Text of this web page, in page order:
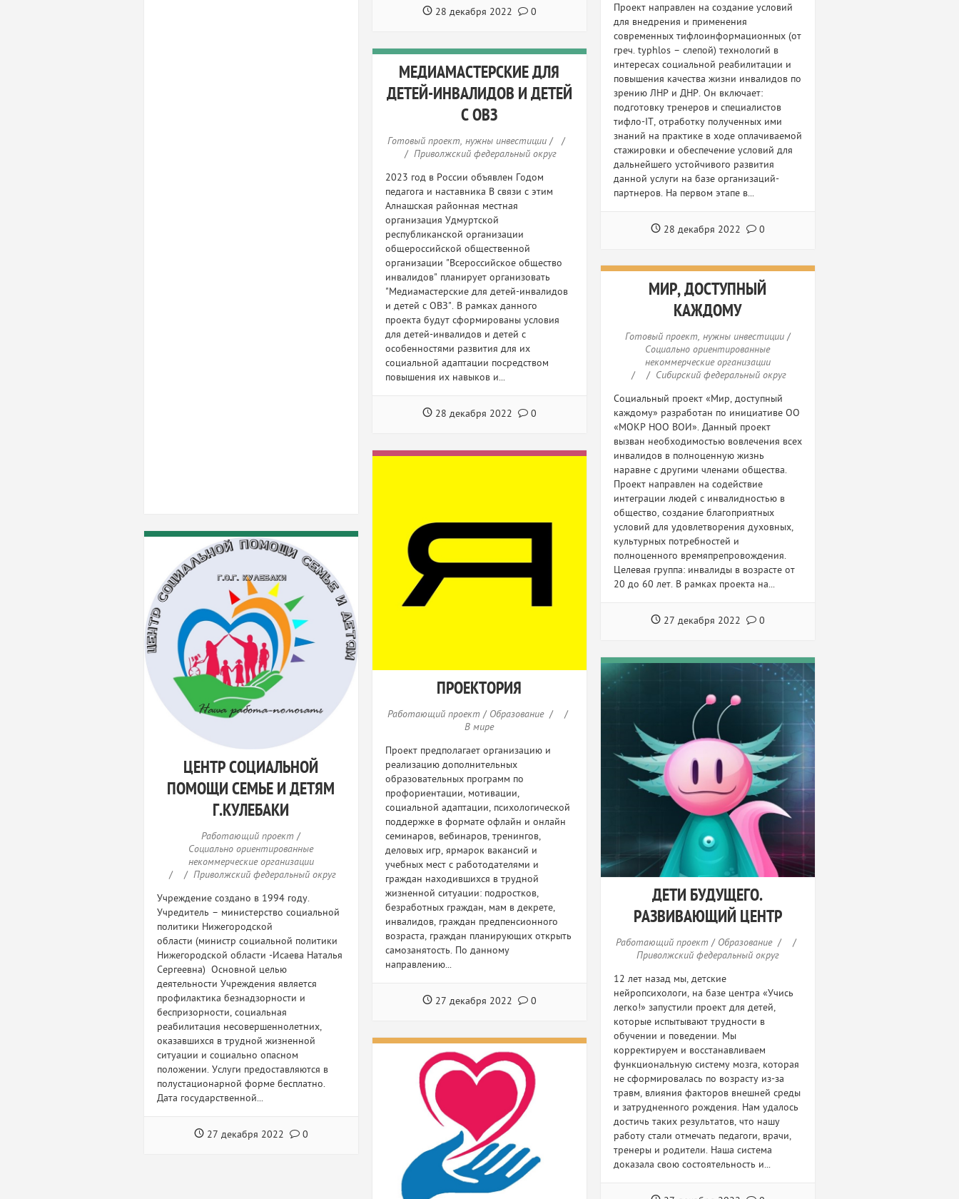
28 декабря 2022 0
Проект направлен на создание условий
для внедрения и применения
современных тифлоинформационных (от
греч. typhlos – слепой) технологий в
интересах социальной реабилитации и
повышения качества жизни инвалидов по
зрению ЛНР и ДНР. Он включает:
подготовку тренеров и специалистов
тифло-IT, отработку полученных ими
знаний на практике в ходе оплачиваемой
стажировки и обеспечение условий для
дальнейшего устойчивого развития
данной услуги на базе организаций-
партнеров. На первом этапе в...
28 декабря 2022 0
МЕДИАМАСТЕРСКИЕ ДЛЯ
ДЕТЕЙ-ИНВАЛИДОВ И ДЕТЕЙ
С ОВЗ
Готовый проект, нужны инвестиции/ /
/Приволжский федеральный округ
2023 год в России объявлен Годом
педагога и наставника В связи с этим
Алнашская районная местная
организация Удмуртской
республиканской организации
общероссийской общественной
организации "Всероссийское общество
инвалидов" планирует организовать
"Медиамастерские для детей-инвалидов
и детей с ОВЗ". В рамках данного
проекта будут сформированы условия
для детей-инвалидов и детей с
особенностями развития для их
социальной адаптации посредством
повышения их навыков и...
28 декабря 2022 0
МИР, ДОСТУПНЫЙ
КАЖДОМУ
Готовый проект, нужны инвестиции/
Социально ориентированные
некоммерческие организации
/
/ Сибирский федеральный округ
Социальный проект «Мир, доступный
каждому» разработан по инициативе ОО
«МОКР НОО ВОИ». Данный проект
вызван необходимостью вовлечения всех
инвалидов в полноценную жизнь
наравне с другими членами общества.
Проект направлен на содействие
интеграции людей с инвалидностью в
общество, создание благоприятных
условий для удовлетворения духовных,
культурных потребностей и
полноценного времяпрепровождения.
Целевая группа: инвалиды в возрасте от
20 до 60 лет. В рамках проекта на...
27 декабря 2022 0
ПРОЕКТОРИЯ
Работающий проект / Образование/
/
В мире
Проект предполагает организацию и
реализацию дополнительных
образовательных программ по
профориентации, мотивации,
социальной адаптации, психологической
поддержке в формате офлайн и онлайн
семинаров, вебинаров, тренингов,
деловых игр, ярмарок вакансий и
учебных мест с работодателями и
граждан находившихся в трудной
жизненной ситуации: подростков,
безработных граждан, мам в декрете,
инвалидов, граждан предпенсионного
возраста, граждан планирующих открыть
самозанятость. По данному
направлению...
27 декабря 2022 0
ЦЕНТР СОЦИАЛЬНОЙ
ПОМОЩИ СЕМЬЕ И ДЕТЯМ
Г.КУЛЕБАКИ
Работающий проект /
Социально ориентированные
некоммерческие организации
/
/ Приволжский федеральный округ
Учреждение создано в 1994 году.
Учредитель – министерство социальной
политики Нижегородской
области (министр социальной политики
Нижегородской области -Исаева Наталья
Сергеевна) Основной целью
деятельности Учреждения является
профилактика безнадзорности и
беспризорности, социальная
реабилитация несовершеннолетних,
оказавшихся в трудной жизненной
ситуации и социально опасном
положении. Услуги предоставляются в
полустационарной форме бесплатно.
Дата государственной...
27 декабря 2022 0
ДЕТИ БУДУЩЕГО.
РАЗВИВАЮЩИЙ ЦЕНТР
Работающий проект / Образование/
/
Приволжский федеральный округ
12 лет назад мы, детские
нейропсихологи, на базе центра «Учись
легко!» запустили проект для детей,
которые испытывают трудности в
обучении и поведении. Мы
корректируем и восстанавливаем
функциональную систему мозга, которая
не сформировалась по возрасту из-за
травм, влияния факторов внешней среды
и затрудненного рождения. Нам удалось
достичь таких результатов, что нашу
работу стали отмечать педагоги, врачи,
тренеры и родители. Наша система
доказала свою состоятельность и...